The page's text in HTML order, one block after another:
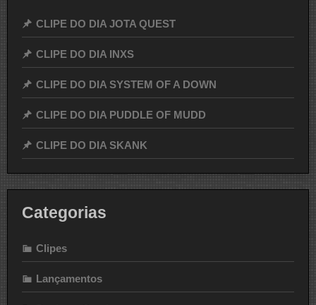
CLIPE DO DIA JOTA QUEST
CLIPE DO DIA INXS
CLIPE DO DIA SYSTEM OF A DOWN
CLIPE DO DIA PUDDLE OF MUDD
CLIPE DO DIA SKANK
Categorias
Clipes
Lançamentos